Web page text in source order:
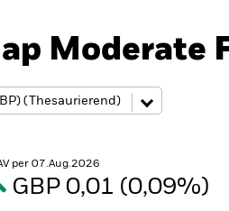
Moderate
per 07.Aug.2026
GBP 0,01 (0,09%)